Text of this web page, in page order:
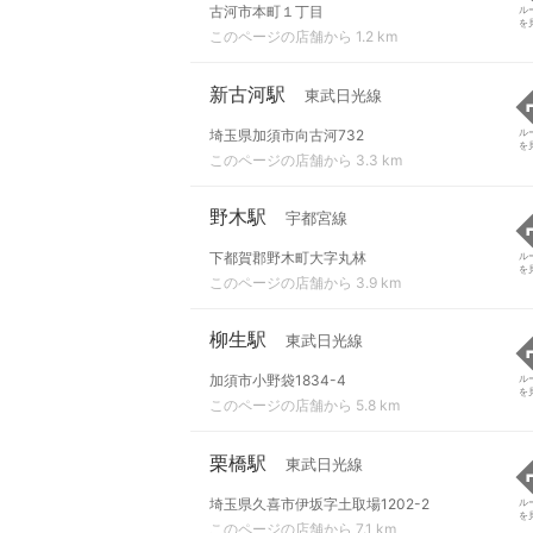
古河市本町１丁目
このページの店舗から 1.2 km
ル
を
新古河駅 東武日光線
埼玉県加須市向古河732
このページの店舗から 3.3 km
ル
を
野木駅 宇都宮線
下都賀郡野木町大字丸林
このページの店舗から 3.9 km
ル
を
柳生駅 東武日光線
加須市小野袋1834-4
このページの店舗から 5.8 km
ル
を
栗橋駅 東武日光線
埼玉県久喜市伊坂字土取場1202-2
このページの店舗から 7.1 km
ル
を